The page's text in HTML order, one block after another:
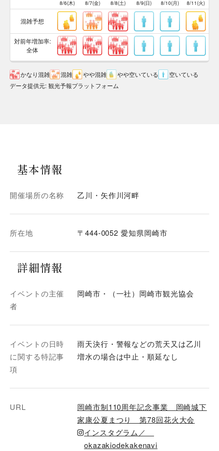
8/6(木) 8/7(金) 8/8(土) 8/9(日) 8/10(月) 8/11(火)
混雑予想
対前年増加率:
全体
かなり混雑 混雑 やや混雑 やや空いている
空いている
データ提供元: 観光予報プラットフォーム
基本情報
開催場所の名称 乙川・矢作川河畔
所在地 〒444-0052 愛知県岡崎市
詳細情報
イベントの主催
者
岡崎市・（一社）岡崎市観光協会
イベントの日時
に関する特記事
項
雨天決行・警報などの荒天又は乙川
増水の場合は中止・順延なし
URL
岡崎市制110周年記念事業 岡崎城下
家康公夏まつり 第78回花火大会
インスタグラム／
okazakiodekakenavi